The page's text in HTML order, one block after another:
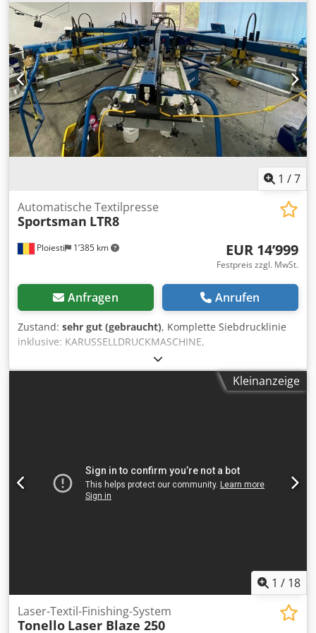
Ufsqcsk
1 /7
Ploiesti 1’385 km
Automatische Textilpresse
Sportsman LTR8
EUR 14’999
Festpreis zzgl. MwSt.
Anfragen Anrufen
Zustand: sehr gut (gebraucht), Komplette Siebdrucklinie
inklusive: KARUSSELLDRUCKMASCHINE,
DURCHLAUFTROCKNER, FLASH-TROCKNER,
DRUCKLUFTKOMPRESSOR und 200 ALUMINIUMRAHMEN.
Geeignet für professionellen Textildruck und
Druckformat von 41 x 46 cm (16" x 18") erhältlich. Der
Sportsman EX 2020 ist als 6-, 8-, 10- und 12-Farben-Modell
mit einem maximalen Druckformat von 51 x 51 cm (20" x
Kleinanzeige
1 / 18
Laser-Textil-Finishing-System
Tonello Laser Blaze 250